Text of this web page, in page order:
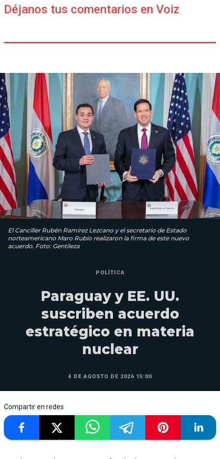
Déjanos tus comentarios en Voiz
El Canciller Rubén Ramírez Lezcano y el secretario de Estado
norteamericano Maro Rubio realizaron la firma de este nuevo
acuerdo. Foto: Gentileza
POLÍTICA
Paraguay y EE. UU.
suscriben acuerdo
estratégico en materia
nuclear
4 DE AGOSTO DE 2026 15:00
Compartir en redes